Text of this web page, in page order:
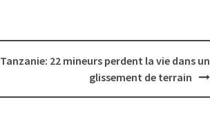
Tanzanie: 22 mineurs perdent la vie dans un
glissement de terrain